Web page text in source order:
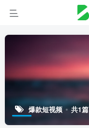
爆款短视频 共1篇